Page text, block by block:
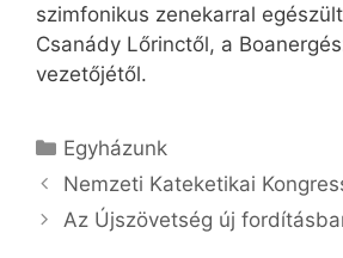
szimfonikus zenekarral
Csanády Lőrinctől, a
vezetőjétől.
Kategória
Egyházunk
Nemzeti Kateketikai
Az Újszövetség új